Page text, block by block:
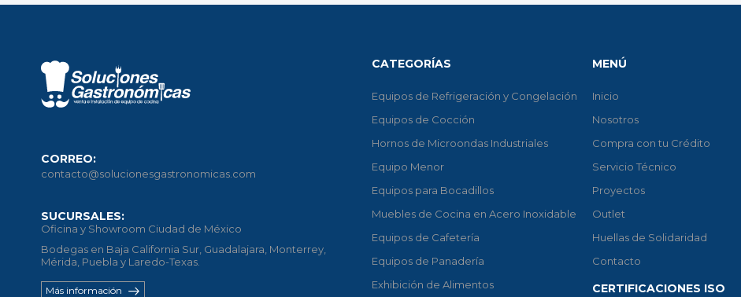
CORREO:
contacto@solucionesgastronomicas.com
SUCURSALES:
Oficina y Showroom Ciudad de México
Bodegas en Baja California Sur, Guadalajara, Monterrey,
Mérida, Puebla y Laredo-Texas.
Más información
CATEGORÍAS
Equipos de Refrigeración y Congelación
Equipos de Cocción
Hornos de Microondas Industriales
Equipo Menor
Equipos para Bocadillos
Muebles de Cocina en Acero Inoxidable
Equipos de Cafetería
Equipos de Panadería
Exhibición de Alimentos
MENÚ
Inicio
Nosotros
Compra con tu Crédito
Servicio Técnico
Proyectos
Outlet
Huellas de Solidaridad
Contacto
CERTIFICACIONES ISO